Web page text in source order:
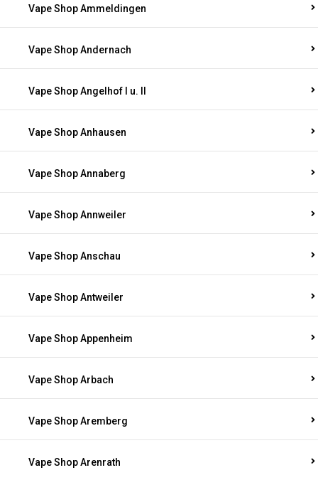
Vape Shop Ammeldingen
Vape Shop Andernach
Vape Shop Angelhof I u. II
Vape Shop Anhausen
Vape Shop Annaberg
Vape Shop Annweiler
Vape Shop Anschau
Vape Shop Antweiler
Vape Shop Appenheim
Vape Shop Arbach
Vape Shop Aremberg
Vape Shop Arenrath